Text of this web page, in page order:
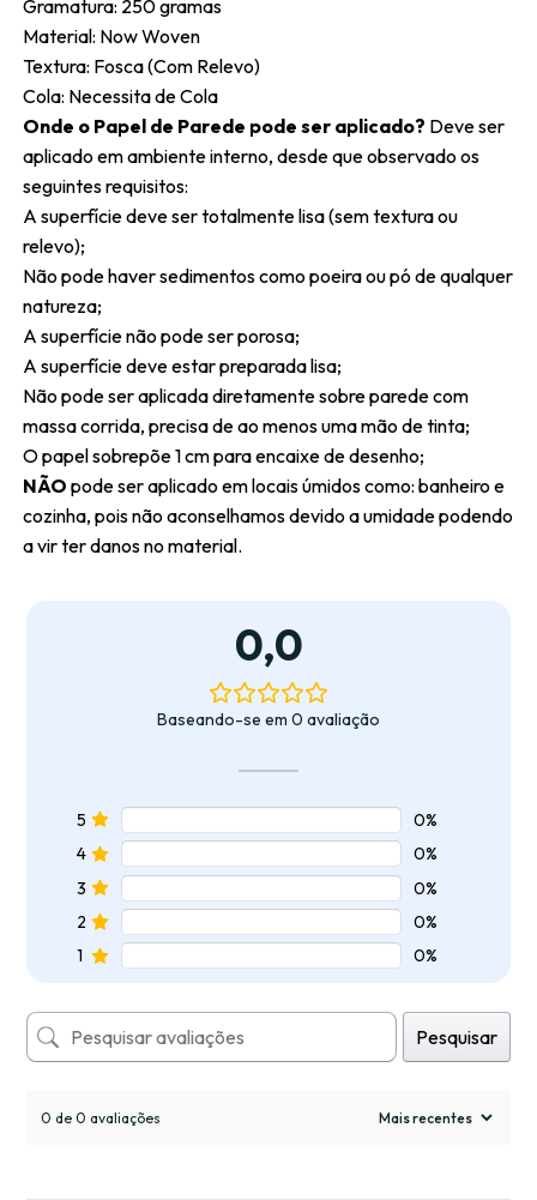
Gramatura: 250 gramas
Material: Now Woven
Textura: Fosca (Com Relevo)
Cola: Necessita de Cola
Onde o Papel de Parede pode ser aplicado? Deve ser
aplicado em ambiente interno, desde que observado os
seguintes requisitos:
A superfície deve ser totalmente lisa (sem textura ou
relevo);
Não pode haver sedimentos como poeira ou pó de qualquer
natureza;
A superfície não pode ser porosa;
A superfície deve estar preparada lisa;
Não pode ser aplicada diretamente sobre parede com
massa corrida, precisa de ao menos uma mão de tinta;
O papel sobrepõe 1 cm para encaixe de desenho;
NÃO pode ser aplicado em locais úmidos como: banheiro e
cozinha, pois não aconselhamos devido a umidade podendo
a vir ter danos no material.
0,0
Baseando-se em 0 avaliação
5
0%
4
0%
3
0%
2
0%
1
0%
Pesquisar
0 de 0 avaliações